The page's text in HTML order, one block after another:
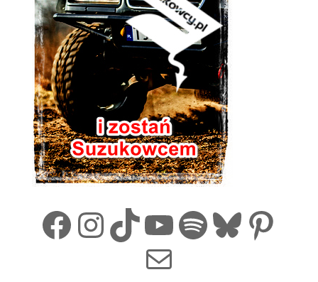
Facebook
Instagram
TikTok
YouTube
Spotify
Mail